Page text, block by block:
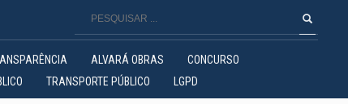
ALVARÁ OBRAS
CONCURSO
TRANSPORTE PÚBLICO LGPD